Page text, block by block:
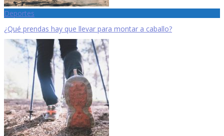
Deportes
¿Qué prendas hay que llevar para montar a caballo?